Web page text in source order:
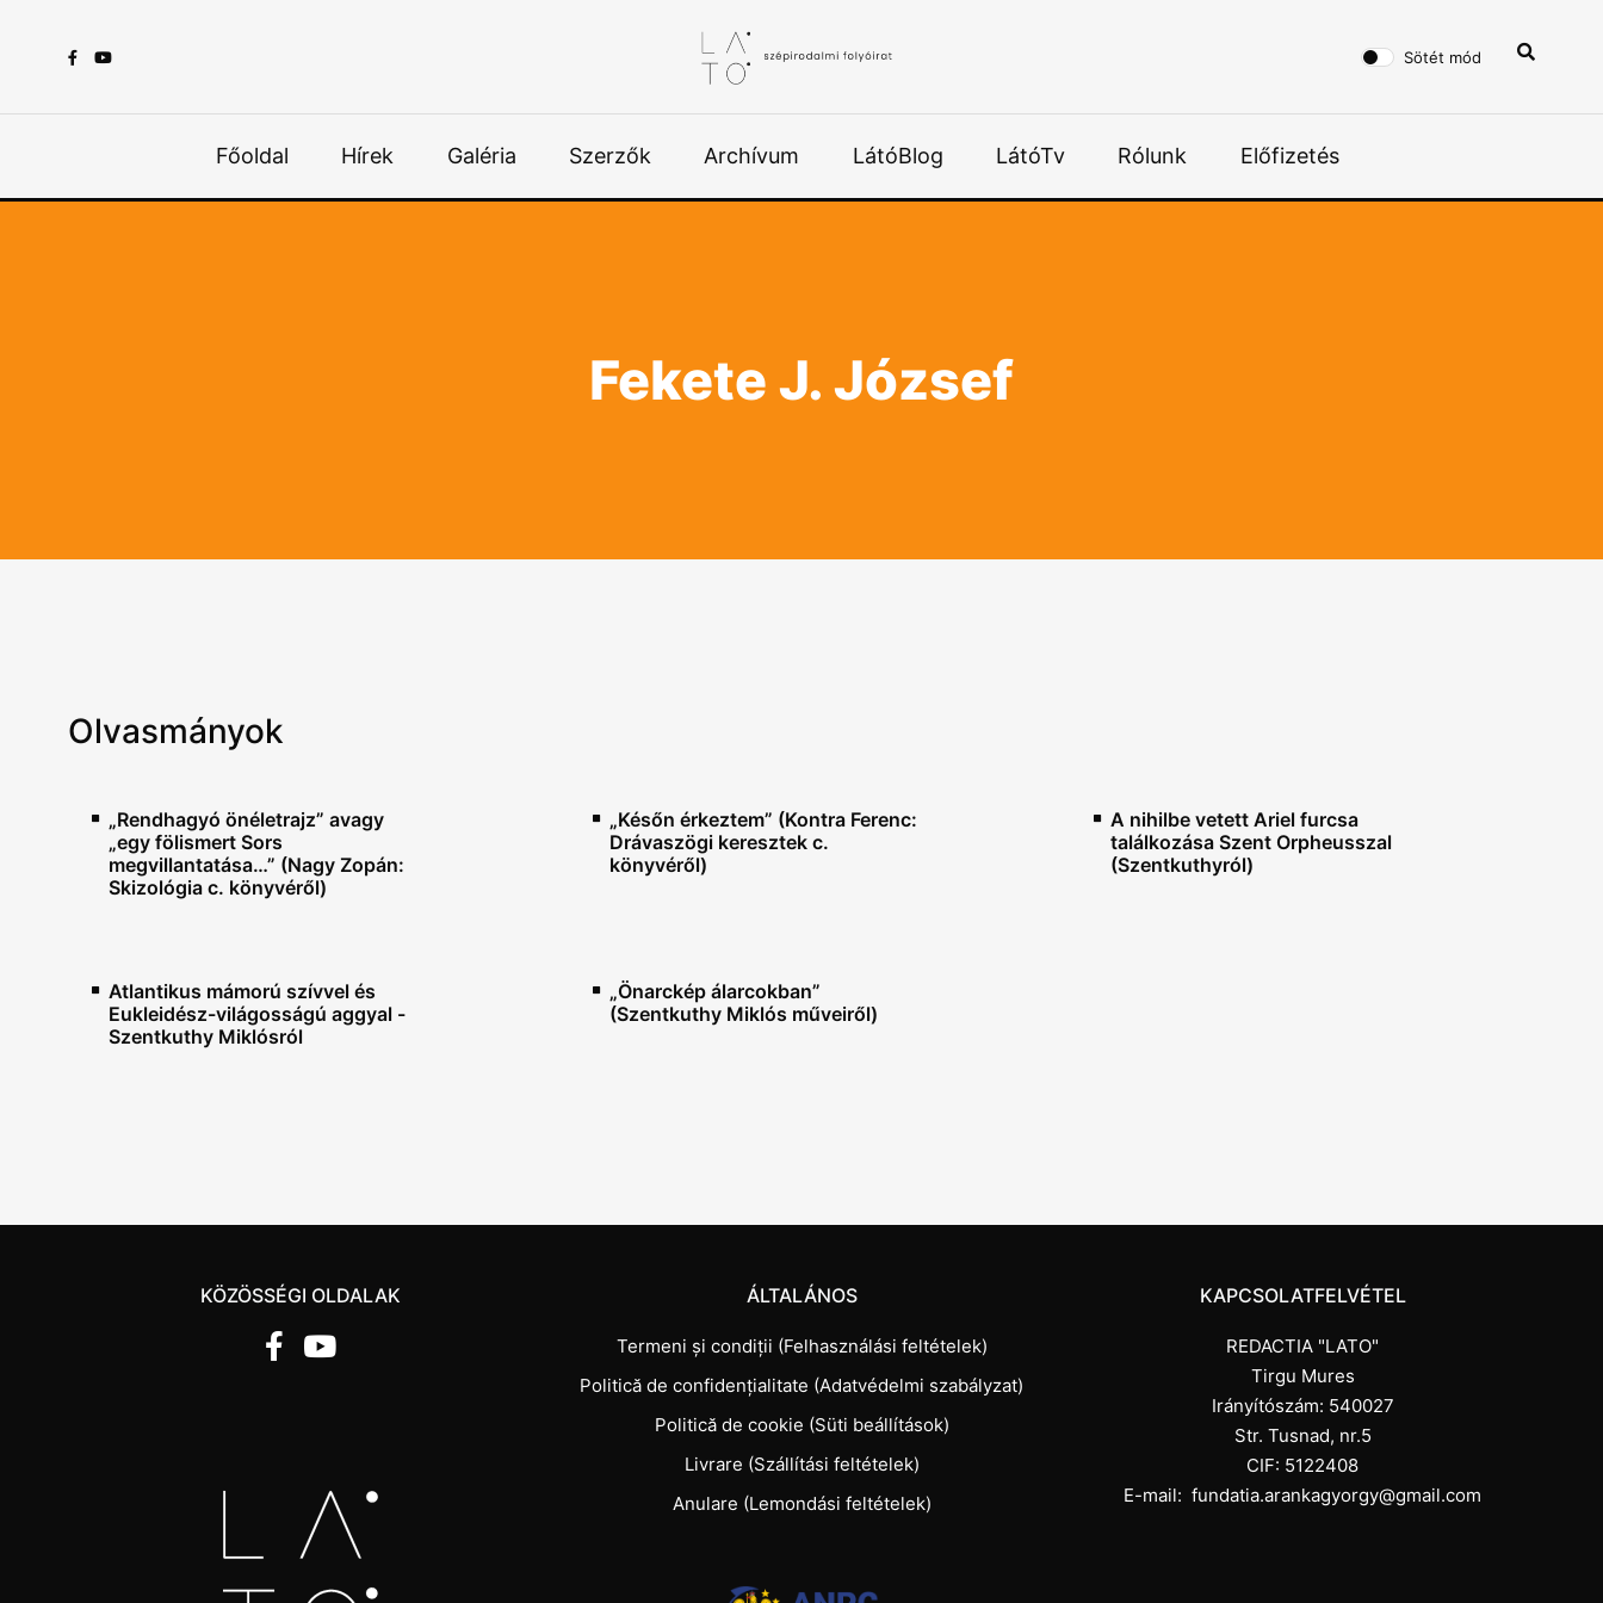
Sötét mód
Főoldal Hírek Galéria Szerzők Archívum LátóBlog LátóTv Rólunk Előfizetés
Fekete J. József
Olvasmányok
„Rendhagyó önéletrajz” avagy
„egy fölismert Sors
megvillantatása…” (Nagy Zopán:
Skizológia c. könyvéről)
„Későn érkeztem” (Kontra Ferenc:
Drávaszögi keresztek c.
könyvéről)
A nihilbe vetett Ariel furcsa
találkozása Szent Orpheusszal
(Szentkuthyról)
Atlantikus mámorú szívvel és
Eukleidész-világosságú aggyal -
Szentkuthy Miklósról
„Önarckép álarcokban”
(Szentkuthy Miklós műveiről)
KÖZÖSSÉGI OLDALAK ÁLTALÁNOS
Termeni și condiții (Felhasználási feltételek)
Politică de confidențialitate (Adatvédelmi szabályzat)
Politică de cookie (Süti beállítások)
Livrare (Szállítási feltételek)
Anulare (Lemondási feltételek)
KAPCSOLATFELVÉTEL
REDACTIA "LATO"
Tirgu Mures
Irányítószám: 540027
Str. Tusnad, nr.5
CIF: 5122408
E-mail: fundatia.arankagyorgy@gmail.com